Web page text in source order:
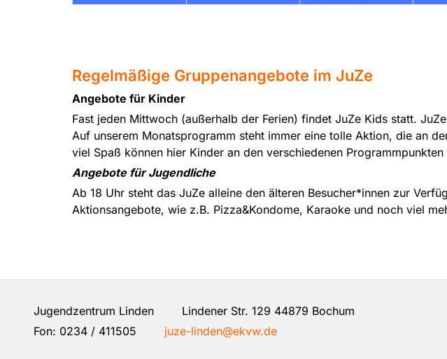
Regelmäßige Gruppenangebote im JuZe
Angebote für Kinder
Fast jeden Mittwoch (außerhalb der Ferien) findet JuZe Kids statt.
Auf unserem Monatsprogramm steht immer eine tolle Aktion, die an
viel Spaß können hier Kinder an den verschiedenen Programmpunkten
Angebote für Jugendliche
Ab 18 Uhr steht das JuZe alleine den älteren Besucher*innen zur
Aktionsangebote, wie z.B. Pizza&Kondome, Karaoke und noch viel
Jugendzentrum Linden Lindener Str. 129 44879 Bochum
Fon: 0234 / 411505 juze-linden@ekvw.de